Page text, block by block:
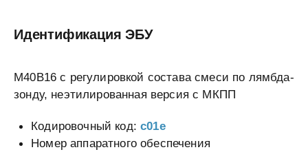
Идентификация ЭБУ
M40B16 с регулировкой состава смеси по лямбда-
зонду, неэтилированная версия с МКПП
Кодировочный код:c01e
Номер аппаратного обеспечения